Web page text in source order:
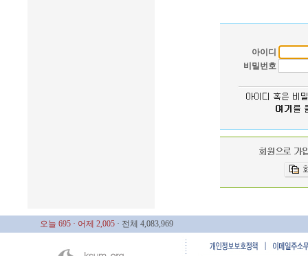
아이디
비밀번호
오늘 695 · 어제 2,005 · 전체 4,083,969